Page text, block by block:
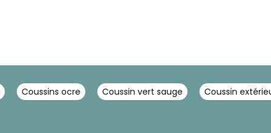
Coussins ocre Coussin vert sauge Coussin